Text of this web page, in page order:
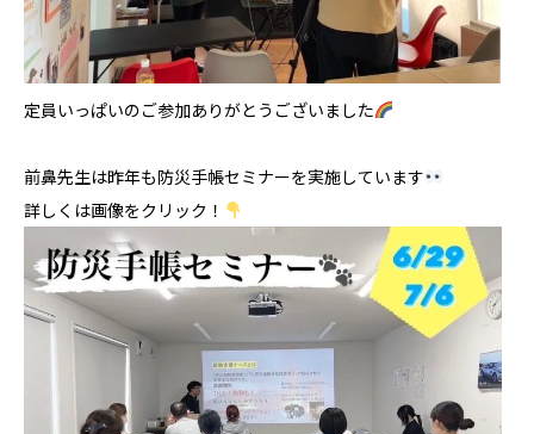
定員いっぱいのご参加ありがとうございました
前鼻先生は昨年も防災手帳セミナーを実施しています
詳しくは画像をクリック！